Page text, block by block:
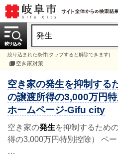
絞り込まれた条件[タップすると解除できます]
空き家対策
空き家の発生を抑制する
の譲渡所得の3,000万円
ホームページ-Gifu city
空き家の発生を抑制するため
得の3,000万円特別控除） ペ
…